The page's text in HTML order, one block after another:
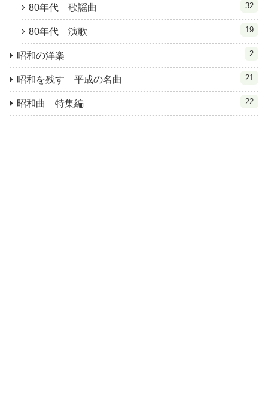
80年代 歌謡曲 32
80年代 演歌 19
昭和の洋楽 2
昭和を残す 平成の名曲 21
昭和曲 特集編 22